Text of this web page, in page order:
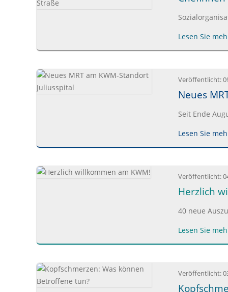
Lesen Sie
Veröffentlicht:
Neues
Seit Ende
Lesen Sie
Veröffentlicht:
Herzlich
40 neue
Lesen Sie
Veröffentlicht: